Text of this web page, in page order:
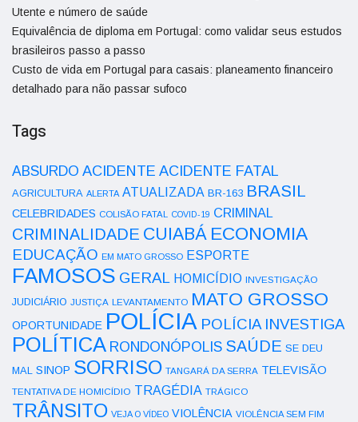
Utente e número de saúde
Equivalência de diploma em Portugal: como validar seus estudos
brasileiros passo a passo
Custo de vida em Portugal para casais: planeamento financeiro
detalhado para não passar sufoco
Tags
ABSURDO ACIDENTE ACIDENTE FATAL
AGRICULTURA ALERTA ATUALIZADA BR-163 BRASIL
CELEBRIDADES COLISÃO FATAL COVID-19 CRIMINAL
CRIMINALIDADE CUIABÁ ECONOMIA
EDUCAÇÃO EM MATO GROSSO ESPORTE
FAMOSOS GERAL HOMICÍDIO INVESTIGAÇÃO
JUDICIÁRIO JUSTIÇA LEVANTAMENTO MATO GROSSO
OPORTUNIDADE POLÍCIA POLÍCIA INVESTIGA
POLÍTICA RONDONÓPOLIS SAÚDE SE DEU
MAL SINOP SORRISO TANGARÁ DA SERRA TELEVISÃO
TENTATIVA DE HOMICÍDIO TRAGÉDIA TRÁGICO
TRÂNSITO VEJA O VÍDEO VIOLÊNCIA VIOLÊNCIA SEM FIM